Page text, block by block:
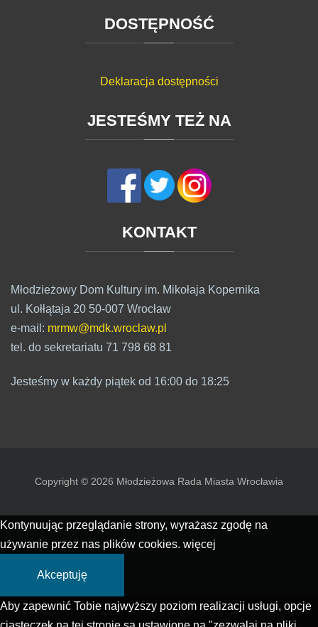
DOSTĘPNOŚĆ
Deklaracja dostępności
JESTEŚMY TEŻ NA
KONTAKT
Młodzieżowy Dom Kultury im. Mikołaja Kopernika
ul. Kołłątaja 20 50-007 Wrocław
e-mail: mrmw@mdk.wroclaw.pl
tel. do sekretariatu 71 798 68 81
Jesteśmy w każdy piątek od 16:00 do 18:25
Copyright © 2026 Młodzieżowa Rada Miasta Wrocławia
Kontynuując przeglądanie strony, wyrażasz zgodę na
używanie przez nas plików cookies. więcej
Akceptuję
Aby zapewnić Tobie najwyższy poziom realizacji usługi, opcje